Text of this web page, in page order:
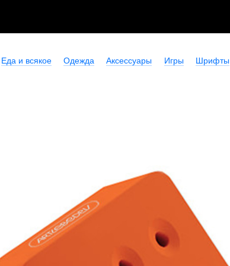
Еда и всякое Одежда Аксессуары Игры Шрифты